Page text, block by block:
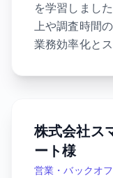
を学習しまし
上や調査時間
業務効率化と
株式会社ス
ート様
営業・バックオ